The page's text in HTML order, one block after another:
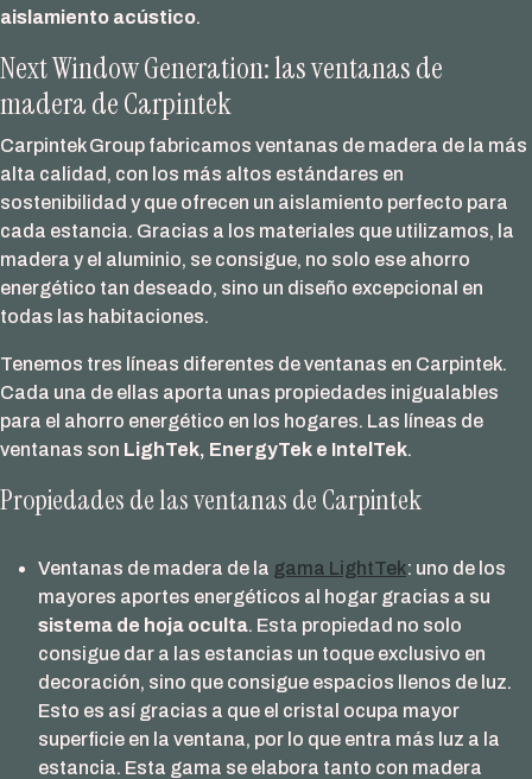
aislamiento acústico.
Next Window Generation: las ventanas de
madera de Carpintek
Carpintek Group fabricamos ventanas de madera de la más
alta calidad, con los más altos estándares en
sostenibilidad y que ofrecen un aislamiento perfecto para
cada estancia. Gracias a los materiales que utilizamos, la
madera y el aluminio, se consigue, no solo ese ahorro
energético tan deseado, sino un diseño excepcional en
todas las habitaciones.
Tenemos tres líneas diferentes de ventanas en Carpintek.
Cada una de ellas aporta unas propiedades inigualables
para el ahorro energético en los hogares. Las líneas de
ventanas son LighTek, EnergyTek e IntelTek.
Propiedades de las ventanas de Carpintek
Ventanas de madera de la gama LightTek: uno de los
mayores aportes energéticos al hogar gracias a su
sistema de hoja oculta. Esta propiedad no solo
consigue dar a las estancias un toque exclusivo en
decoración, sino que consigue espacios llenos de luz.
Esto es así gracias a que el cristal ocupa mayor
superficie en la ventana, por lo que entra más luz a la
estancia. Esta gama se elabora tanto con madera